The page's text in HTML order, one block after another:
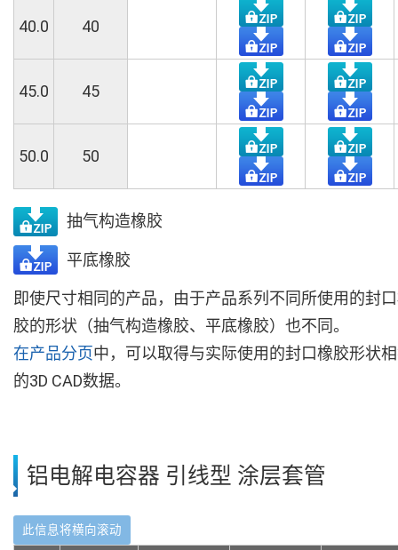
40.0 40
45.0 45
50.0 50
抽气构造橡胶
平底橡胶
即使尺寸相同的产品，由于产品系列不同所使用的封
胶的形状（抽气构造橡胶、平底橡胶）也不同。
在产品分页中，可以取得与实际使用的封口橡胶形状
的3D CAD数据。
铝电解电容器 引线型 涂层套管